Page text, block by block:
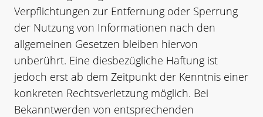
Verpflichtungen zur Entfernung oder Sperrung
der Nutzung von Informationen nach den
allgemeinen Gesetzen bleiben hiervon
unberührt. Eine diesbezügliche Haftung ist
jedoch erst ab dem Zeitpunkt der Kenntnis einer
konkreten Rechtsverletzung möglich. Bei
Bekanntwerden von entsprechenden